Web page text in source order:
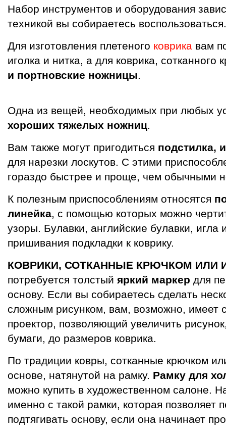
Набор инструментов и оборудования
техникой вы собираетесь воспользоваться.
Для изготовления плетеного коврика вам
иголка и нитка, а для коврика, сотканного
и портновские ножницы.
Одна из вещей, необходимых при любых
хороших тяжелых ножниц.
Вам также могут пригодиться подстилка,
для нарезки лоскутов. С этими
гораздо быстрее и проще, чем обычными
К полезным приспособлениям относятся
линейка, с помощью которых можно
узоры. Булавки, английские булавки, игла
пришивания подкладки к коврику.
КОВРИКИ, СОТКАННЫЕ КРЮЧКОМ ИЛИ
потребуется толстый яркий маркер для
основу. Если вы собираетесь сделать
сложным рисунком, вам, возможно, имеет
проектор, позволяющий увеличить
бумаги, до размеров коврика.
По традиции ковры, сотканные крючком
основе, натянутой на рамку. Рамку для
можно купить в художественном салоне.
именно с такой рамки, которая позволяет
подтягивать основу, если она начинает